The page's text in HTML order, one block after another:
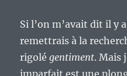
Si l’on m’avait dit il y
remettrais à la
rigolégentiment. Mais